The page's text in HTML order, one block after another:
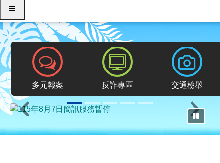
選單
報案專區
多元報案
反詐專區
反詐專區
交通檢舉
交通檢舉
暫停輪
上一則 下一則
:::